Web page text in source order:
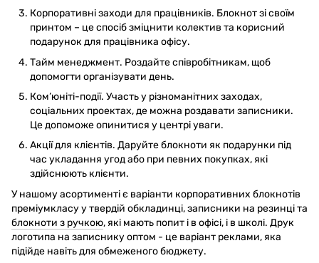
Корпоративні заходи для працівників. Блокнот зі своїм
принтом – це спосіб зміцнити колектив та корисний
подарунок для працівника офісу.
Тайм менеджмент. Роздайте співробітникам, щоб
допомогти організувати день.
Ком’юніті-події. Участь у різноманітних заходах,
соціальних проектах, де можна роздавати записники.
Це допоможе опинитися у центрі уваги.
Акції для клієнтів. Даруйте блокноти як подарунки під
час укладання угод або при певних покупках, які
здійснюють клієнти.
У нашому асортименті є варіанти корпоративних блокнотів
преміумкласу у твердій обкладинці, записники на резинці та
блокноти з ручкою, які мають попит і в офісі, і в школі. Друк
логотипа на записнику оптом - це варіант реклами, яка
підійде навіть для обмеженого бюджету.